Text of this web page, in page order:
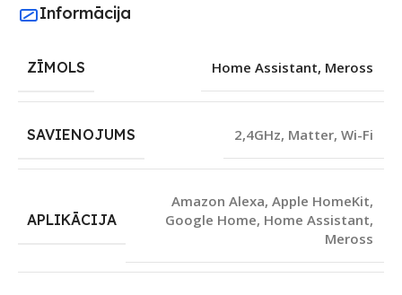
Informācija
ZĪMOLS Home Assistant, Meross
SAVIENOJUMS 2,4GHz, Matter, Wi-Fi
APLIKĀCIJA
Amazon Alexa, Apple HomeKit,
Google Home, Home Assistant,
Meross